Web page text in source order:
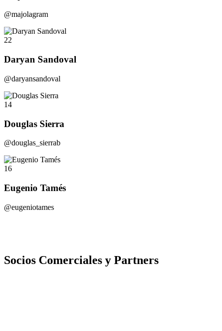
@majolagram
22
Daryan Sandoval
@daryansandoval
14
Douglas Sierra
@douglas_sierrab
16
Eugenio Tamés
@eugeniotames
Socios Comerciales y Partners